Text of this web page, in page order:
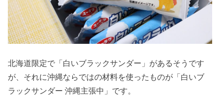
北海道限定で「白いブラックサンダー」があるそうです
が、それに沖縄ならではの材料を使ったものが「白いブ
ラックサンダー 沖縄主張中」です。